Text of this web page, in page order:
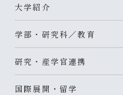
大学紹介
学部・研究科／教育
研究・産学官連携
国際展開・留学